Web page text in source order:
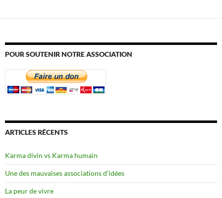
POUR SOUTENIR NOTRE ASSOCIATION
ARTICLES RÉCENTS
Karma divin vs Karma humain
Une des mauvaises associations d’idées
La peur de vivre